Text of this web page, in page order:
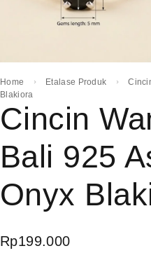
Home Etalase Produk
Blakiora
Cincin
Bali 925
Onyx
Rp199.000